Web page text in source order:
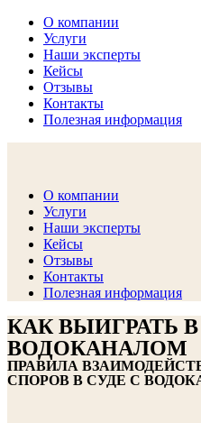
О компании
Услуги
Наши эксперты
Кейсы
Отзывы
Контакты
Полезная информация
Агентство Бизнес
комплексные юридические
О компании
Услуги
Наши эксперты
Кейсы
Отзывы
Контакты
Полезная информация
КАК ВЫИГРАТЬ
ВОДОКАНАЛОМ
ПРАВИЛА
СПОРОВ В СУДЕ С